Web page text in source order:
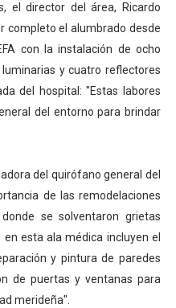
el director del área, Ricardo
completo el alumbrado desde
con la instalación de ocho
y cuatro reflectores
del hospital: "Estas labores
del entorno para brindar
del quirófano general del
de las remodelaciones
se solventaron grietas
esta ala médica incluyen el
y pintura de paredes
de puertas y ventanas para
merideña".